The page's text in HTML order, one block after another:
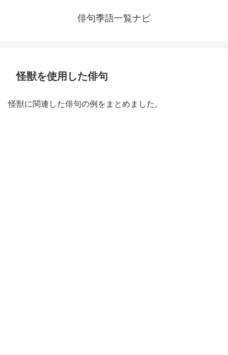
俳句季語一覧ナビ
怪獣を使用した俳句
怪獣に関連した俳句の例をまとめました。